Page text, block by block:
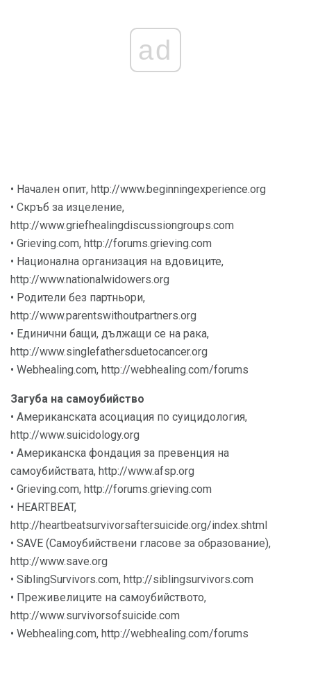
ad
• Начален опит, http://www.beginningexperience.org
• Скръб за изцеление,
http://www.griefhealingdiscussiongroups.com
• Grieving.com, http://forums.grieving.com
• Национална организация на вдовиците,
http://www.nationalwidowers.org
• Родители без партньори,
http://www.parentswithoutpartners.org
• Единични бащи, дължащи се на рака,
http://www.singlefathersduetocancer.org
• Webhealing.com, http://webhealing.com/forums
Загуба на самоубийство
• Американската асоциация по суицидология,
http://www.suicidology.org
• Американска фондация за превенция на
самоубийствата, http://www.afsp.org
• Grieving.com, http://forums.grieving.com
• HEARTBEAT,
http://heartbeatsurvivorsaftersuicide.org/index.shtml
• SAVE (Самоубийствени гласове за образование),
http://www.save.org
• SiblingSurvivors.com, http://siblingsurvivors.com
• Преживелиците на самоубийството,
http://www.survivorsofsuicide.com
• Webhealing.com, http://webhealing.com/forums